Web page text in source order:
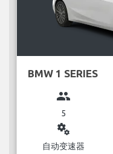
BMW 1 SERIES
group
5
miscellaneous_services
自动变速器